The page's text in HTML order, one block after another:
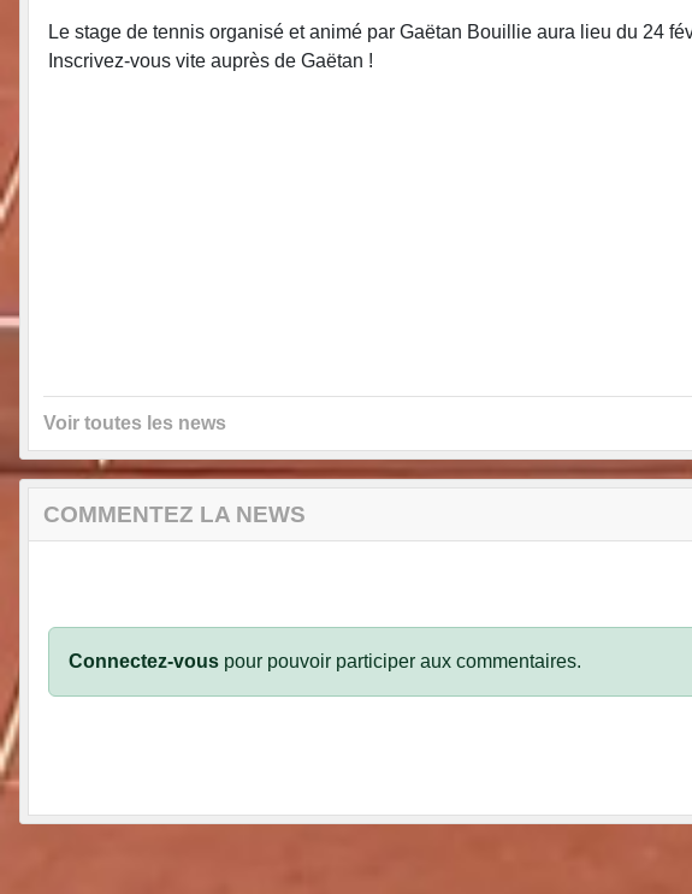
Le stage de tennis organisé et animé par Gaëtan Bouillie aura lieu du 24
Inscrivez-vous vite auprès de Gaëtan !
Voir toutes les news
COMMENTEZ LA NEWS
Connectez-vous pour pouvoir participer aux commentaires.